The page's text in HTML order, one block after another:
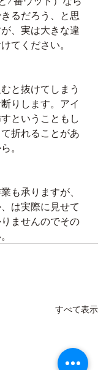
るだろう、と思
、実は大きな違
てください。
と抜けてしまう
りします。アイ
ということもし
折れることがあ
。
も承りますが、
は実際に見せて
ませんのでその
すべて表示